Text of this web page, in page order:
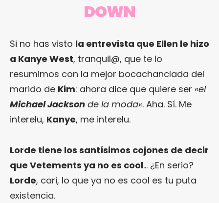
DOWN
Si no has visto la entrevista que Ellen le hizo
a Kanye West, tranquil@, que te lo
resumimos con la mejor bocachanclada del
marido de Kim: ahora dice que quiere ser «el
Michael Jackson de la moda«. Aha. Sí. Me
interelu, Kanye, me interelu.
Lorde tiene los santísimos cojones de decir
que Vetements ya no es cool… ¿En serio?
Lorde, cari, lo que ya no es cool es tu puta
existencia.